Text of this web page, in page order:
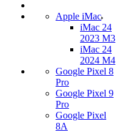
Apple iMac
iMac 24
2023 M3
iMac 24
2024 M4
Google Pixel 8
Pro
Google Pixel 9
Pro
Google Pixel
8A